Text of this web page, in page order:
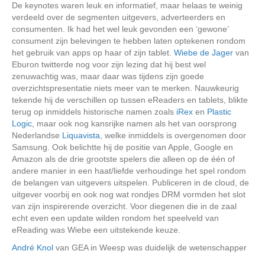
De keynotes waren leuk en informatief, maar helaas te weinig
verdeeld over de segmenten uitgevers, adverteerders en
consumenten. Ik had het wel leuk gevonden een ‘gewone’
consument zijn belevingen te hebben laten optekenen rondom
het gebruik van apps op haar of zijn tablet. Wiebe de Jager van
Eburon twitterde nog voor zijn lezing dat hij best wel
zenuwachtig was, maar daar was tijdens zijn goede
overzichtspresentatie niets meer van te merken. Nauwkeurig
tekende hij de verschillen op tussen eReaders en tablets, blikte
terug op inmiddels historische namen zoals iRex en Plastic
Logic, maar ook nog kansrijke namen als het van oorsprong
Nederlandse Liquavista, welke inmiddels is overgenomen door
Samsung. Ook belichtte hij de positie van Apple, Google en
Amazon als de drie grootste spelers die alleen op de één of
andere manier in een haat/liefde verhoudinge het spel rondom
de belangen van uitgevers uitspelen. Publiceren in de cloud, de
uitgever voorbij en ook nog wat rondjes DRM vormden het slot
van zijn inspirerende overzicht. Voor diegenen die in de zaal
echt even een update wilden rondom het speelveld van
eReading was Wiebe een uitstekende keuze.
André Knol van GEA in Weesp was duidelijk de wetenschapper